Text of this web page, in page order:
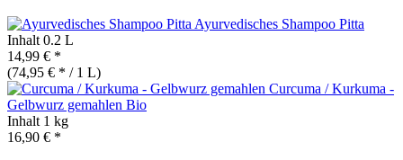
Ayurvedisches Shampoo Pitta
Inhalt 0.2 L
14,99 € *
(74,95 € * / 1 L)
Curcuma / Kurkuma -
Gelbwurz gemahlen Bio
Inhalt 1 kg
16,90 € *